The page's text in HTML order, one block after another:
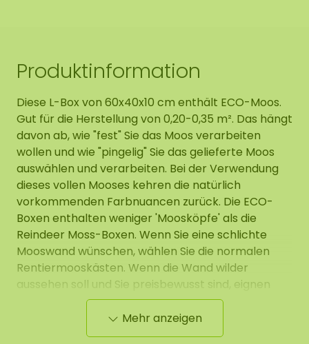
Produktinformation
Diese L-Box von 60x40x10 cm enthält ECO-Moos.
Gut für die Herstellung von 0,20-0,35 m². Das hängt
davon ab, wie "fest" Sie das Moos verarbeiten
wollen und wie "pingelig" Sie das gelieferte Moos
auswählen und verarbeiten. Bei der Verwendung
dieses vollen Mooses kehren die natürlich
vorkommenden Farbnuancen zurück. Die ECO-
Boxen enthalten weniger 'Moosköpfe' als die
Reindeer Moss-Boxen. Wenn Sie eine schlichte
Mooswand wünschen, wählen Sie die normalen
Rentiermooskästen. Wenn die Wand wilder
aussehen soll und Sie preisbewusst sind, eignen
sich unsere ECO L-Boxen für Ihr Projekt. Sie können
sich auch für einen Mix entscheiden, bei dem
verschiedene Farbtöne miteinander gemischt
Mehr anzeigen